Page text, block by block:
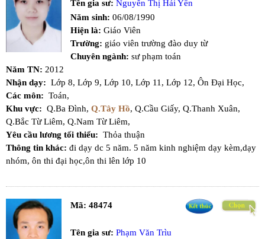
Tên gia sư: Nguyễn Thị Hải Yến
Năm sinh: 06/08/1990
Hiện là: Giáo Viên
Trường: giáo viên trường đào duy từ
Chuyên ngành: sư phạm toán
Năm TN: 2012
Nhận dạy: Lớp 8, Lớp 9, Lớp 10, Lớp 11, Lớp 12, Ôn Đại Học,
Các môn: Toán,
Khu vực: Q.Ba Đình, Q.Tây Hồ, Q.Cầu Giấy, Q.Thanh Xuân,
Q.Bắc Từ Liêm, Q.Nam Từ Liêm,
Yêu cầu lương tối thiểu: Thỏa thuận
Thông tin khác: đi dạy dc 5 năm. 5 năm kinh nghiệm dạy kèm,dạy
nhóm, ôn thi đại học,ôn thi lên lớp 10
Mã: 48474
Tên gia sư: Phạm Văn Trìu